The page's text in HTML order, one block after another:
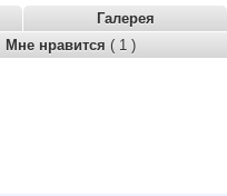
Галерея
Мне нравится ( 1 )